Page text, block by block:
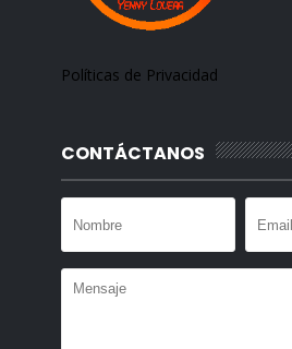
Políticas de Privacidad
CONTÁCTANOS